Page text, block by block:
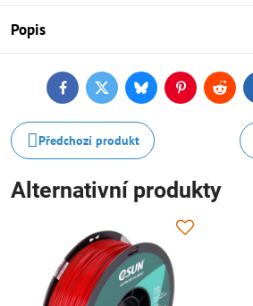
Popis
FacebookTwitterBlueskyPinterestReddit
Předchozí produkt
Alternativní produkty